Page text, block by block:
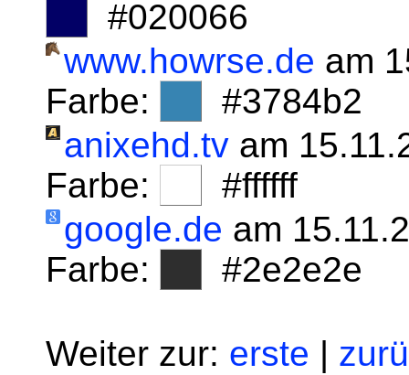
#020066
www.howrse.de am
Farbe:
#3784b2
anixehd.tv am
Farbe:
#ffffff
google.de am
Farbe:
#2e2e2e
Weiter zur: erste |